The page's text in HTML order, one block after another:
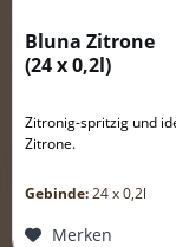
Bluna Zitrone
(24 x 0,2l)
Zitronig-spritzig und
Zitrone.
Gebinde:24 x 0,2l
Merken